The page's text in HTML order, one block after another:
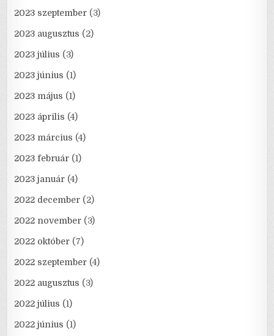
2023 szeptember (3)
2023 augusztus (2)
2023 július (3)
2023 június (1)
2023 május (1)
2023 április (4)
2023 március (4)
2023 február (1)
2023 január (4)
2022 december (2)
2022 november (3)
2022 október (7)
2022 szeptember (4)
2022 augusztus (3)
2022 július (1)
2022 június (1)